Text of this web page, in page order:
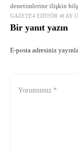
denetimlerine ilişkin
dikkati çeken Yumaklı,
döneminde yurt genelinde
GAZETE4 EDITÖR 8
Bir yanıt yazın
E-posta adresiniz